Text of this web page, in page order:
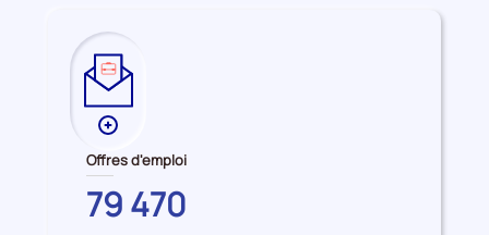
Plus
de
données
sur
les
Offres d'emploi
GARD
79 470